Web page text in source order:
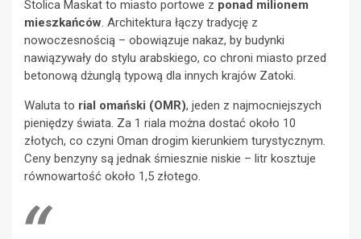
Stolica Maskat to miasto portowe z ponad milionem
mieszkańców. Architektura łączy tradycję z
nowoczesnością – obowiązuje nakaz, by budynki
nawiązywały do stylu arabskiego, co chroni miasto przed
betonową dżunglą typową dla innych krajów Zatoki.
Waluta to rial omański (OMR), jeden z najmocniejszych
pieniędzy świata. Za 1 riala można dostać około 10
złotych, co czyni Oman drogim kierunkiem turystycznym.
Ceny benzyny są jednak śmiesznie niskie – litr kosztuje
równowartość około 1,5 złotego.